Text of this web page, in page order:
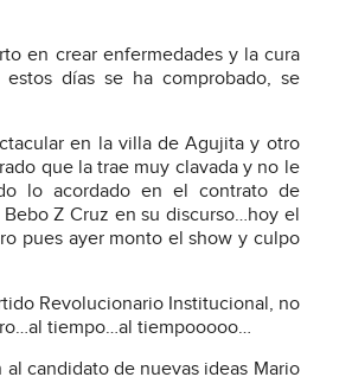
en crear enfermedades y la cura
días se ha comprobado, se
en la villa de Agujita y otro
que la trae muy clavada y no le
lo acordado en el contrato de
Z Cruz en su discurso…hoy el
pues ayer monto el show y culpo
Revolucionario Institucional, no
tiempo…al tiempooooo…
al candidato de nuevas ideas Mario